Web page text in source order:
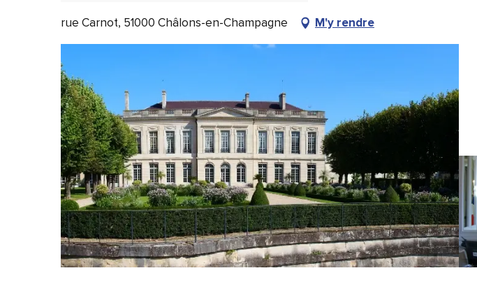
rue Carnot, 51000 Châlons-en-Champagne M'y rendre